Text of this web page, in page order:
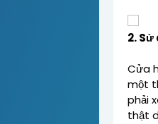
2.
Cửa
một
phải
thật